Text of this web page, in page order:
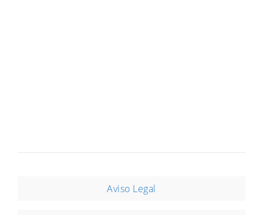
Aviso Legal